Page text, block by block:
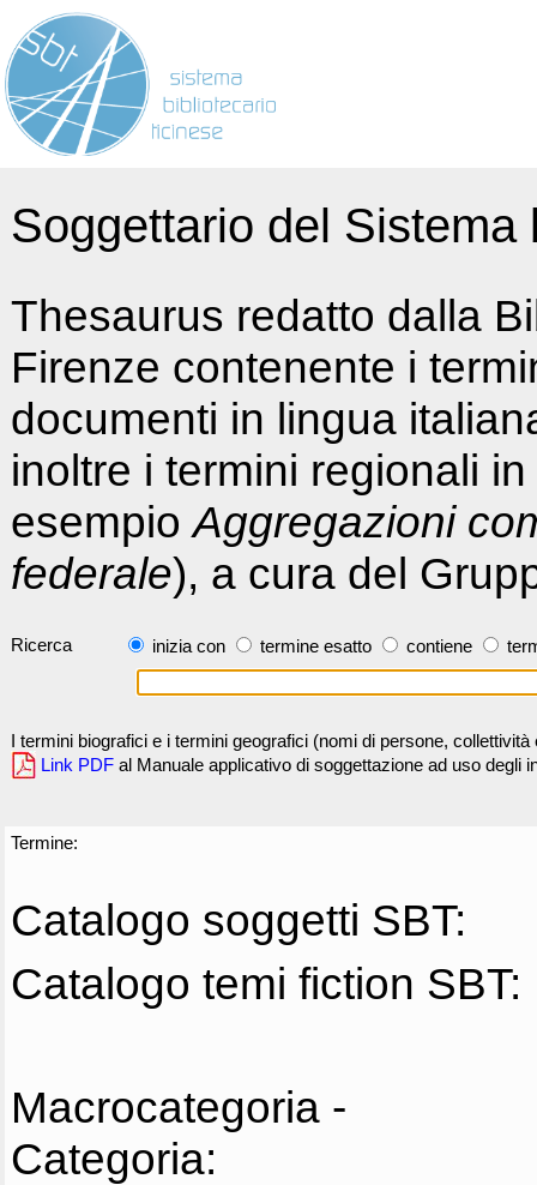
Soggettario del
Thesaurus redatto dalla
Firenze contenente i
documenti in lingua
inoltre i termini regionali
esempioAggregazioni
federale), a cura del
Ricerca inizia con termine esatto contiene
I termini biografici e i termini geografici (nomi di persone,
Link PDF al Manuale applicativo di soggettazione ad uso degli
Termine:
Catalogo soggetti SBT:
Catalogo temi fiction SBT:
Macrocategoria -
Categoria: